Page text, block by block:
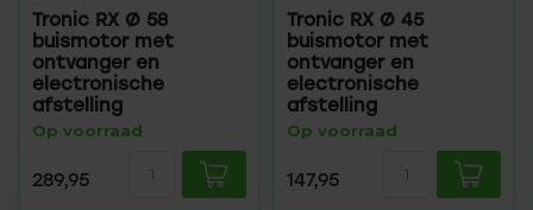
Tronic RX Ø 58
buismotor met
ontvanger en
electronische
afstelling
Op voorraad
289,95
Tronic RX Ø 45
buismotor met
ontvanger en
electronische
afstelling
Op voorraad
147,95